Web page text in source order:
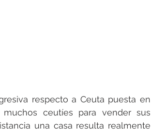
respecto a Ceuta puesta en
ceutíes para vender sus
una casa resulta realmente